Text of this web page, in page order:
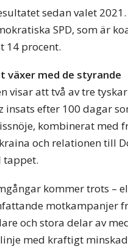
sedan valet 2021.
SPD, som är
14 procent.
växer med de styrande
visar att två av tre
insats efter 100 dagar
kombinerat med
och relationen till
kommer trots –
motkampanjer
och stora delar av
med kraftigt